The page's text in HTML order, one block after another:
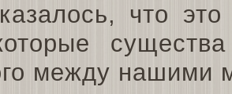
что
между нашими